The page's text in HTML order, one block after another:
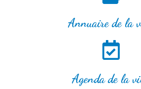
Annuaire de la
Agenda de la